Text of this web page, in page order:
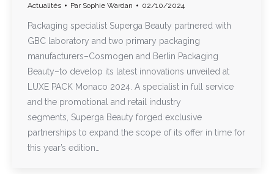
Actualités Par Sophie Wardan 02/10/2024
Packaging specialist Superga Beauty partnered with
GBC laboratory and two primary packaging
manufacturers–Cosmogen and Berlin Packaging
Beauty–to develop its latest innovations unveiled at
LUXE PACK Monaco 2024. A specialist in full service
and the promotional and retail industry
segments, Superga Beauty forged exclusive
partnerships to expand the scope of its offer in time for
this year’s edition…